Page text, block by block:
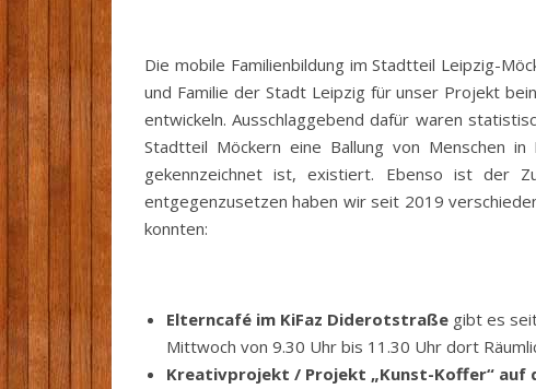
Die mobile Familienbildung im Stadtteil Leipzig-
und Familie der Stadt Leipzig für unser Projekt
entwickeln. Ausschlaggebend dafür waren
Stadtteil Möckern eine Ballung von Menschen
gekennzeichnet ist, existiert. Ebenso ist der
entgegenzusetzen haben wir seit 2019
konnten:
Elterncafé im KiFaz Diderotstraße gibt es
Mittwoch von 9.30 Uhr bis 11.30 Uhr dort
Kreativprojekt / Projekt „Kunst-Koffer“ auf